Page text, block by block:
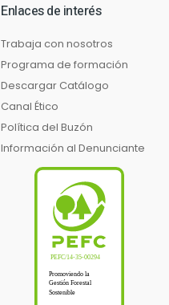
Enlaces de interés
Trabaja con nosotros
Programa de formación
Descargar Catálogo
Canal Ético
Política del Buzón
Información al Denunciante